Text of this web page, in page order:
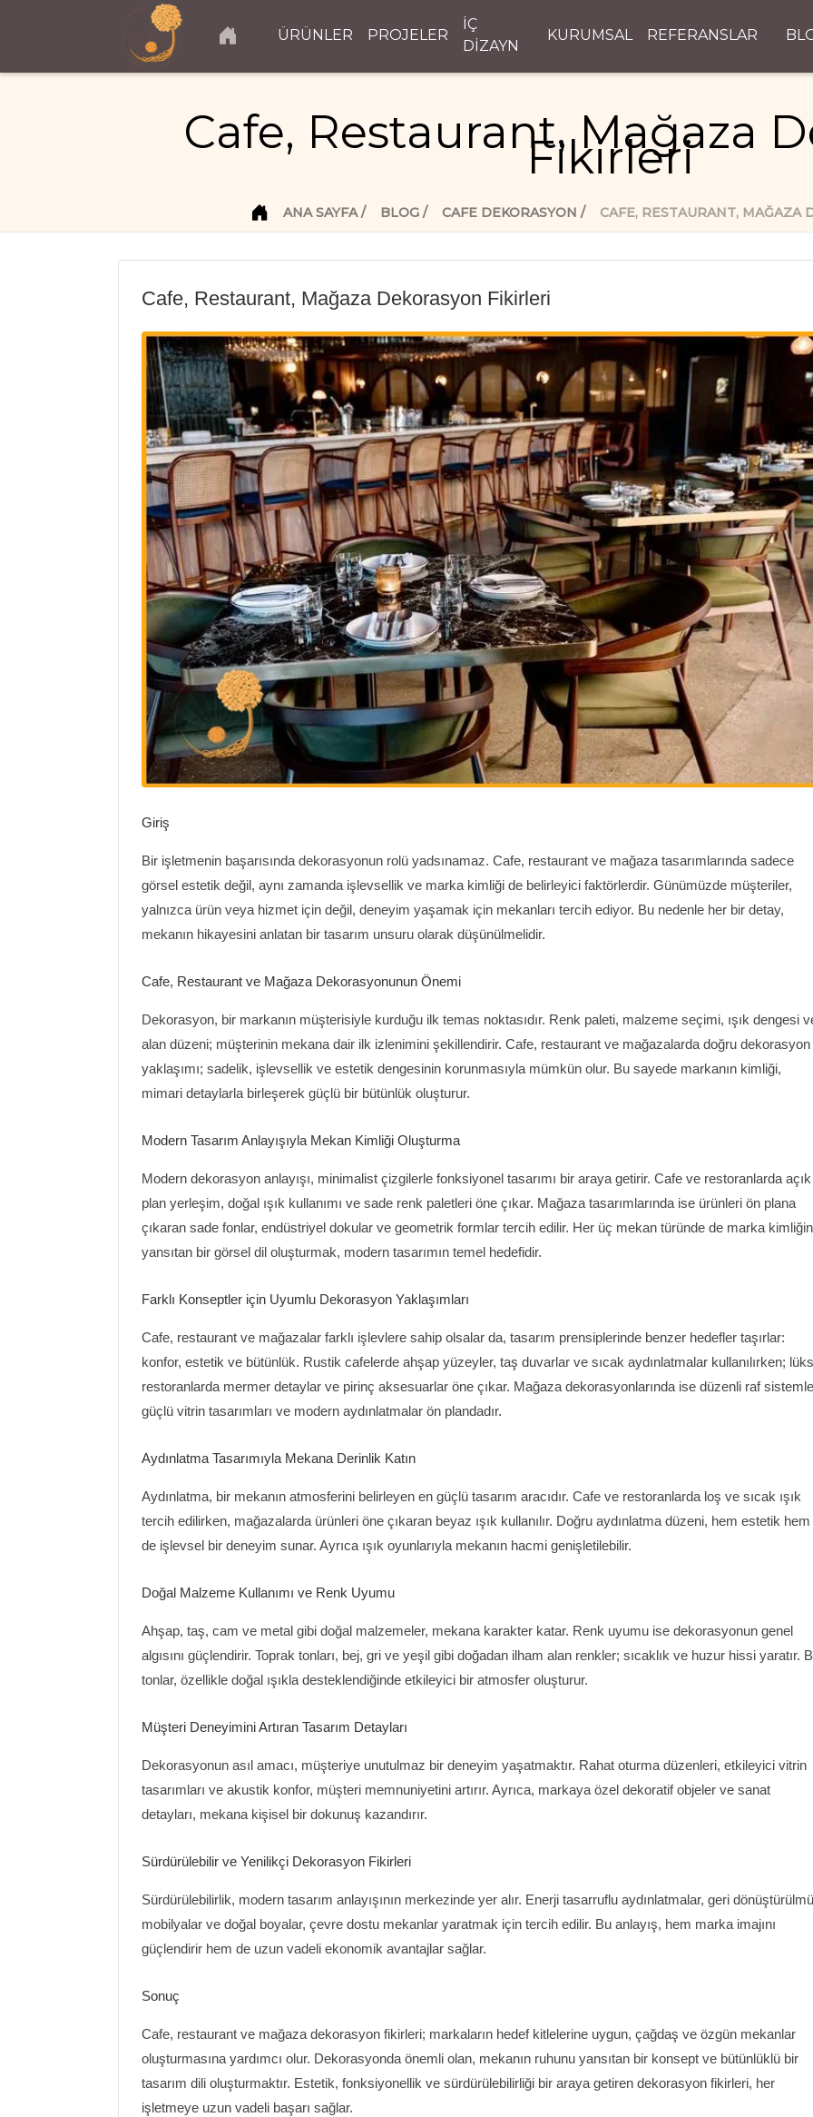
ÜRÜNLER PROJELER
İÇ
DİZAYN
KURUMSAL REFERANSLAR
Cafe, Restaurant, Mağaza
Fikirleri
ANA SAYFA BLOG CAFE DEKORASYON CAFE, RESTAURANT, MAĞAZA
Cafe, Restaurant, Mağaza Dekorasyon Fikirleri
Giriş
Bir işletmenin başarısında dekorasyonun rolü yadsınamaz. Cafe, restaurant ve mağaza tasarımlarında sadece
görsel estetik değil, aynı zamanda işlevsellik ve marka kimliği de belirleyici faktörlerdir. Günümüzde müşteriler,
yalnızca ürün veya hizmet için değil, deneyim yaşamak için mekanları tercih ediyor. Bu nedenle her bir detay,
mekanın hikayesini anlatan bir tasarım unsuru olarak düşünülmelidir.
Cafe, Restaurant ve Mağaza Dekorasyonunun Önemi
Dekorasyon, bir markanın müşterisiyle kurduğu ilk temas noktasıdır. Renk paleti, malzeme seçimi, ışık dengesi
alan düzeni; müşterinin mekana dair ilk izlenimini şekillendirir. Cafe, restaurant ve mağazalarda doğru dekorasyon
yaklaşımı; sadelik, işlevsellik ve estetik dengesinin korunmasıyla mümkün olur. Bu sayede markanın kimliği,
mimari detaylarla birleşerek güçlü bir bütünlük oluşturur.
Modern Tasarım Anlayışıyla Mekan Kimliği Oluşturma
Modern dekorasyon anlayışı, minimalist çizgilerle fonksiyonel tasarımı bir araya getirir. Cafe ve restoranlarda açık
plan yerleşim, doğal ışık kullanımı ve sade renk paletleri öne çıkar. Mağaza tasarımlarında ise ürünleri ön plana
çıkaran sade fonlar, endüstriyel dokular ve geometrik formlar tercih edilir. Her üç mekan türünde de marka
yansıtan bir görsel dil oluşturmak, modern tasarımın temel hedefidir.
Farklı Konseptler için Uyumlu Dekorasyon Yaklaşımları
Cafe, restaurant ve mağazalar farklı işlevlere sahip olsalar da, tasarım prensiplerinde benzer hedefler taşırlar:
konfor, estetik ve bütünlük. Rustik cafelerde ahşap yüzeyler, taş duvarlar ve sıcak aydınlatmalar kullanılırken; lüks
restoranlarda mermer detaylar ve pirinç aksesuarlar öne çıkar. Mağaza dekorasyonlarında ise düzenli raf
güçlü vitrin tasarımları ve modern aydınlatmalar ön plandadır.
Aydınlatma Tasarımıyla Mekana Derinlik Katın
Aydınlatma, bir mekanın atmosferini belirleyen en güçlü tasarım aracıdır. Cafe ve restoranlarda loş ve sıcak ışık
tercih edilirken, mağazalarda ürünleri öne çıkaran beyaz ışık kullanılır. Doğru aydınlatma düzeni, hem estetik hem
de işlevsel bir deneyim sunar. Ayrıca ışık oyunlarıyla mekanın hacmi genişletilebilir.
Doğal Malzeme Kullanımı ve Renk Uyumu
Ahşap, taş, cam ve metal gibi doğal malzemeler, mekana karakter katar. Renk uyumu ise dekorasyonun genel
algısını güçlendirir. Toprak tonları, bej, gri ve yeşil gibi doğadan ilham alan renkler; sıcaklık ve huzur hissi yaratır.
tonlar, özellikle doğal ışıkla desteklendiğinde etkileyici bir atmosfer oluşturur.
Müşteri Deneyimini Artıran Tasarım Detayları
Dekorasyonun asıl amacı, müşteriye unutulmaz bir deneyim yaşatmaktır. Rahat oturma düzenleri, etkileyici vitrin
tasarımları ve akustik konfor, müşteri memnuniyetini artırır. Ayrıca, markaya özel dekoratif objeler ve sanat
detayları, mekana kişisel bir dokunuş kazandırır.
Sürdürülebilir ve Yenilikçi Dekorasyon Fikirleri
Sürdürülebilirlik, modern tasarım anlayışının merkezinde yer alır. Enerji tasarruflu aydınlatmalar, geri
mobilyalar ve doğal boyalar, çevre dostu mekanlar yaratmak için tercih edilir. Bu anlayış, hem marka imajını
güçlendirir hem de uzun vadeli ekonomik avantajlar sağlar.
Sonuç
Cafe, restaurant ve mağaza dekorasyon fikirleri; markaların hedef kitlelerine uygun, çağdaş ve özgün mekanlar
oluşturmasına yardımcı olur. Dekorasyonda önemli olan, mekanın ruhunu yansıtan bir konsept ve bütünlüklü bir
tasarım dili oluşturmaktır. Estetik, fonksiyonellik ve sürdürülebilirliği bir araya getiren dekorasyon fikirleri, her
işletmeye uzun vadeli başarı sağlar.